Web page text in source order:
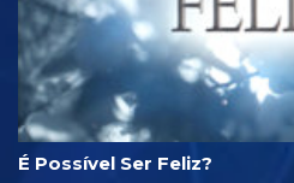
É Possível Ser Feliz?